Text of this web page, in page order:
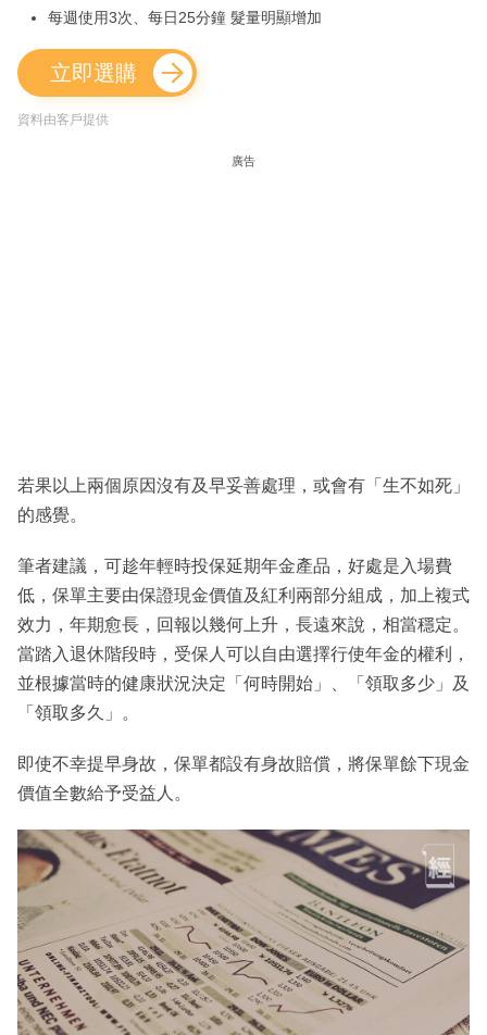
每週使用3次、每日25分鐘 髮量明顯增加
立即選購
資料由客戶提供
廣告
若果以上兩個原因沒有及早妥善處理，或會有「生不如死」
的感覺。
筆者建議，可趁年輕時投保延期年金產品，好處是入場費
低，保單主要由保證現金價值及紅利兩部分組成，加上複式
效力，年期愈長，回報以幾何上升，長遠來說，相當穩定。
當踏入退休階段時，受保人可以自由選擇行使年金的權利，
並根據當時的健康狀況決定「何時開始」、「領取多少」及
「領取多久」。
即使不幸提早身故，保單都設有身故賠償，將保單餘下現金
價值全數給予受益人。